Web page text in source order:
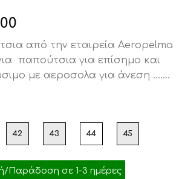
τρέχουσα
τιμή
είναι:
€55.00.
από την εταιρεία Aeropelma
παπούτσια για επίσημο και
με αεροσολα για άνεση …….
42 43 44 45
Παράδοση σε 1-3 ημέρες